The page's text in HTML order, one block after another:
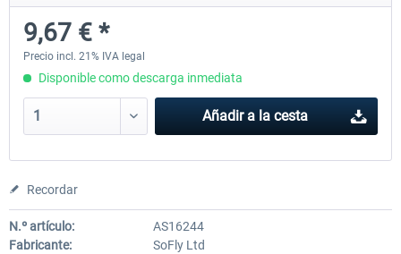
33,88 € *
9,67 € *
Precio incl. 21% IVA legal
Disponible como descarga inmediata
Añadir a la cesta
Recordar
N.º artículo:
AS16244
Fabricante:
SoFly Ltd